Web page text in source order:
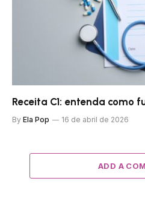
Receita C1: entenda como
By Ela Pop 16 de abril de 2026
ADD A